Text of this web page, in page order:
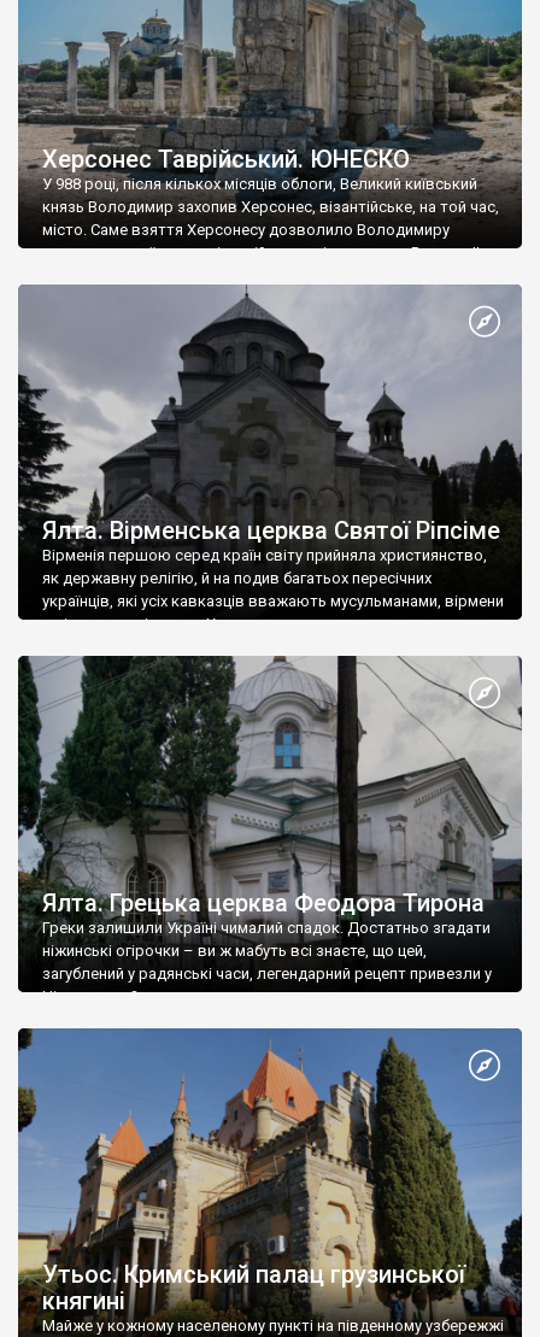
Херсонес Таврійський. ЮНЕСКО
У 988 році, після кількох місяців облоги, Великий київський
князь Володимир захопив Херсонес, візантійське, на той час,
місто. Саме взяття Херсонесу дозволило Володимиру
диктувати свої умови візантійському імператору Василю ІІ, та
Херсонесі Володимир-язичник, став Василем-християнином.
А потім було Хрещення Русі. На честь Херсонесу Таврійського
Ялта. Вірменська церква Святої Ріпсіме
Вірменія першою серед країн світу прийняла християнство,
як державну релігію, й на подив багатьох пересічних
українців, які усіх кавказців вважають мусульманами, вірмени
є відданими вірянами Христа
Ялта. Грецька церква Феодора Тирона
Греки залишили Україні чималий спадок. Достатньо згадати
ніжинські огірочки – ви ж мабуть всі знаєте, що цей,
загублений у радянські часи, легендарний рецепт привезли у
Ніжин греки?
Утьос. Кримський палац грузинської
княгині
Майже у кожному населеному пункті на південному узбережжі